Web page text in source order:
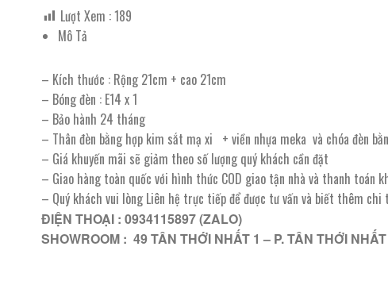
Lượt Xem :189
Mô Tả
– Kích thước : Rộng 21cm + cao 21cm
– Bóng đèn : E14 x 1
– Bảo hành 24 tháng
– Thân đèn bằng hợp kim sắt mạ xi + viền nhựa meka và chóa đèn
– Giá khuyến mãi sẽ giảm theo số lượng quý khách cần đặt
– Giao hàng toàn quốc với hình thức COD giao tận nhà và thanh toán
– Quý khách vui lòng Liên hệ trực tiếp để được tư vấn và biết thêm
ĐIỆN THOẠI : 0934115897 (ZALO)
SHOWROOM : 49 TÂN THỚI NHẤT 1 – P. TÂN THỚI